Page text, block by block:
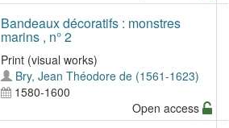
Bandeaux décoratifs : monstres
marins , n° 2
Print (visual works)
Bry, Jean Théodore de (1561-1623)
1580-1600
Open access